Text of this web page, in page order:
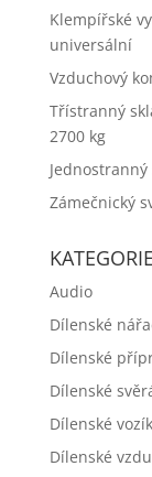
Klempířské
universální
Vzduchový
Třístranný
2700 kg
Jednostranný
Zámečnický
Audio
Dílenské
Dílenské
Dílenské
Dílenské
Dílenské